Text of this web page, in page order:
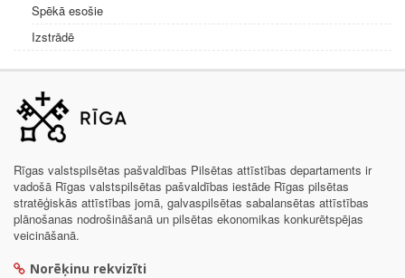
Spēkā esošie
Izstrādē
Rīgas valstspilsētas pašvaldības Pilsētas attīstības departaments ir
vadošā Rīgas valstspilsētas pašvaldības iestāde Rīgas pilsētas
stratēģiskās attīstības jomā, galvaspilsētas sabalansētas attīstības
plānošanas nodrošināšanā un pilsētas ekonomikas konkurētspējas
veicināšanā.
Norēķinu rekvizīti